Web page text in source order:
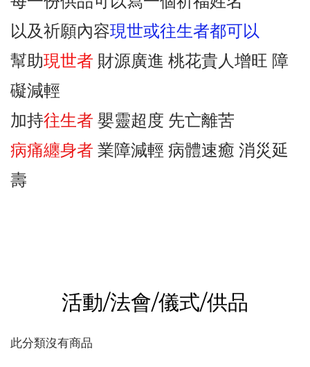
以及祈願內容現世或往生者都可以
幫助現世者 財源廣進 桃花貴人增旺 障
礙減輕
加持往生者 嬰靈超度 先亡離苦
病痛纏身者 業障減輕 病體速癒 消災延
壽
活動/法會/儀式/供品
此分類沒有商品